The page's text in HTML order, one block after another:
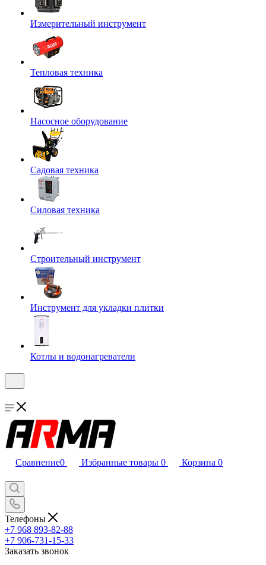
Измерительный инструмент
Тепловая техника
Насосное оборудование
Садовая техника
Силовая техника
Строительный инструмент
Инструмент для укладки плитки
Котлы и водонагреватели
Сравнение0 Избранные товары 0 Корзина 0
Телефоны
+7 968 893-82-88
+7 906-731-15-33
Заказать звонок